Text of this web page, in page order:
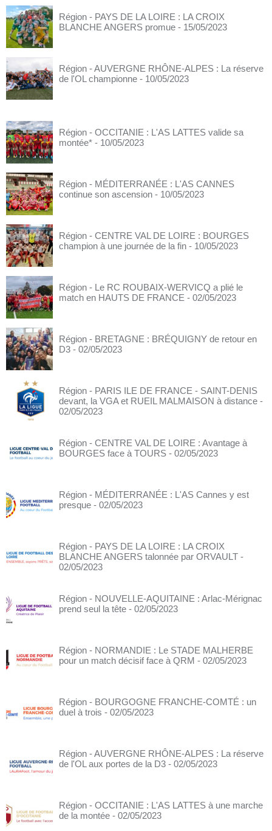
Région - PAYS DE LA LOIRE : LA CROIX
BLANCHE ANGERS promue - 15/05/2023
Région - AUVERGNE RHÔNE-ALPES : La réserve
de l'OL championne - 10/05/2023
Région - OCCITANIE : L'AS LATTES valide sa
montée* - 10/05/2023
Région - MÉDITERRANÉE : L'AS CANNES
continue son ascension - 10/05/2023
Région - CENTRE VAL DE LOIRE : BOURGES
champion à une journée de la fin - 10/05/2023
Région - Le RC ROUBAIX-WERVICQ a plié le
match en HAUTS DE FRANCE - 02/05/2023
Région - BRETAGNE : BRÉQUIGNY de retour en
D3 - 02/05/2023
Région - PARIS ILE DE FRANCE - SAINT-DENIS
devant, la VGA et RUEIL MALMAISON à distance -
02/05/2023
Région - CENTRE VAL DE LOIRE : Avantage à
BOURGES face à TOURS - 02/05/2023
Région - MÉDITERRANÉE : L'AS Cannes y est
presque - 02/05/2023
Région - PAYS DE LA LOIRE : LA CROIX
BLANCHE ANGERS talonnée par ORVAULT -
02/05/2023
Région - NOUVELLE-AQUITAINE : Arlac-Mérignac
prend seul la tête - 02/05/2023
Région - NORMANDIE : Le STADE MALHERBE
pour un match décisif face à QRM - 02/05/2023
Région - BOURGOGNE FRANCHE-COMTÉ : un
duel à trois - 02/05/2023
Région - AUVERGNE RHÔNE-ALPES : La réserve
de l'OL aux portes de la D3 - 02/05/2023
Région - OCCITANIE : L'AS LATTES à une marche
de la montée - 02/05/2023